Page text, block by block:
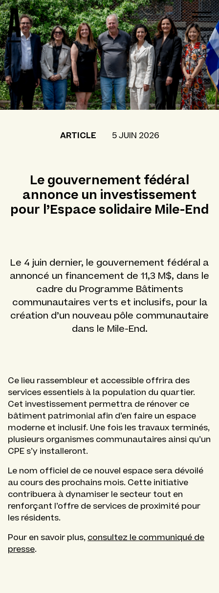
ARTICLE 5 JUIN 2026
Le gouvernement fédéral
annonce un investissement
pour l’Espace solidaire Mile-End
Le 4 juin dernier, le gouvernement fédéral a
annoncé un financement de 11,3 M$, dans le
cadre du Programme Bâtiments
communautaires verts et inclusifs, pour la
création d’un nouveau pôle communautaire
dans le Mile-End.
Ce lieu rassembleur et accessible offrira des
services essentiels à la population du quartier.
Cet investissement permettra de rénover ce
bâtiment patrimonial afin d’en faire un espace
moderne et inclusif. Une fois les travaux terminés,
plusieurs organismes communautaires ainsi qu’un
CPE s’y installeront.
Le nom officiel de ce nouvel espace sera dévoilé
au cours des prochains mois. Cette initiative
contribuera à dynamiser le secteur tout en
renforçant l’offre de services de proximité pour
les résidents.
Pour en savoir plus, consultez le communiqué de
presse.